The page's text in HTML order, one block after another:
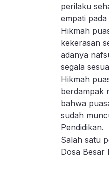
perilaku
empati
Hikmah
kekerasan
adanya
segala
Hikmah
berdampak
bahwa
sudah
Pendidikan.
Salah satu
Dosa Besar